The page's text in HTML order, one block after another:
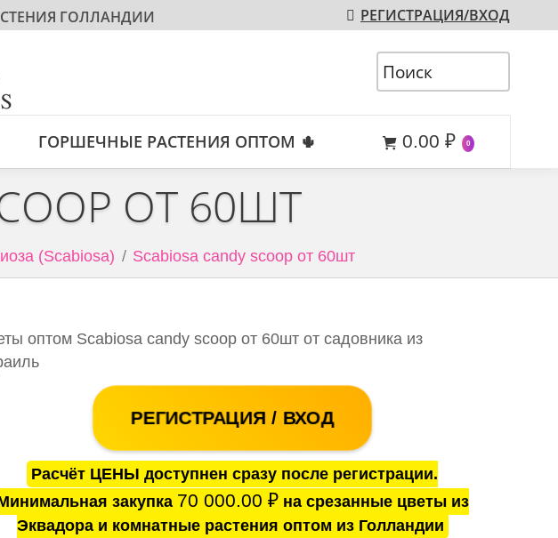
ГОЛЛАНДИИ РЕГИСТРАЦИЯ/ВХОД
ГОРШЕЧНЫЕ РАСТЕНИЯ ОПТОМ 🌵 0.00 ₽ 0
ОТ 60ШТ
(Scabiosa) Scabiosa candy scoop от 60шт
оптом Scabiosa candy scoop от 60шт от садовника из
РЕГИСТРАЦИЯ / ВХОД
Расчёт ЦЕНЫ доступнен сразу после регистрации.
закупка 70 000.00 ₽на срезанные цветы из
Эквадора и комнатные растения оптом из Голландии